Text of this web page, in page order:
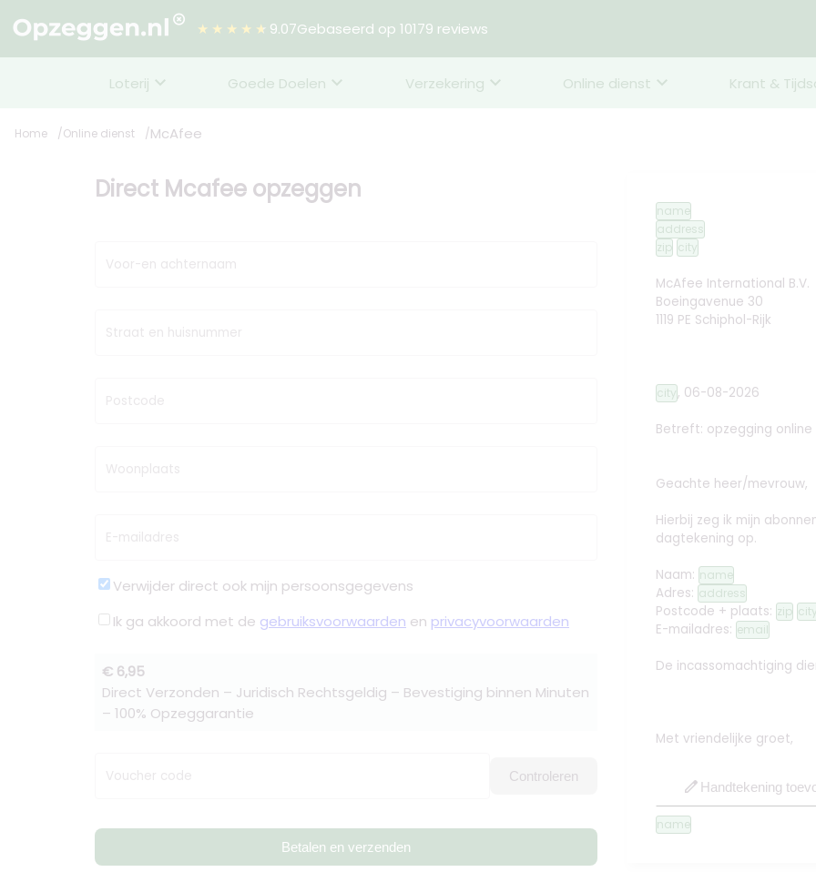
★★★★★ 9.07Gebaseerd op 10179 reviews
Loterij Goede Doelen Verzekering Online dienst Krant &
Home Online dienst McAfee
Direct Mcafee opzeggen
Voor-en achternaam
Straat en huisnummer
Postcode
Woonplaats
E-mailadres
Verwijder direct ook mijn persoonsgegevens
Ik ga akkoord met de gebruiksvoorwaarden en privacyvoorwaarden
€ 6,95
Direct Verzonden – Juridisch Rechtsgeldig – Bevestiging binnen Minuten
– 100% Opzeggarantie
Voucher code Controleren
Betalen en verzenden
name
address
zip city
McAfee International B.V.
Boeingavenue 30
1119 PE Schiphol-Rijk
city, 06-08-2026
Betreft: opzegging online
Geachte heer/mevrouw,
Hierbij zeg ik mijn
dagtekening op.
Naam: name
Adres: address
Postcode + plaats: zip city
E-mailadres: email
De incassomachtiging
Met vriendelijke groet,
edit Handtekening
name